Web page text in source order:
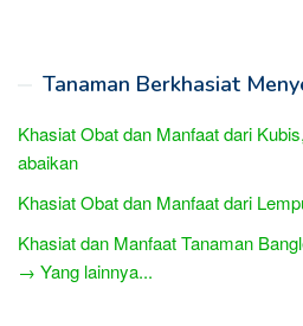
Tanaman Berkhasiat
Khasiat Obat dan Manfaat dari
abaikan
Khasiat Obat dan Manfaat dari
Khasiat dan Manfaat Tanaman
→ Yang lainnya...